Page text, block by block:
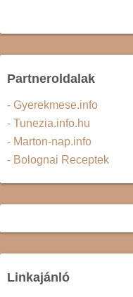
Partneroldalak
- Gyerekmese.info
- Tunezia.info.hu
- Marton-nap.info
- Bolognai Receptek
Linkajánló